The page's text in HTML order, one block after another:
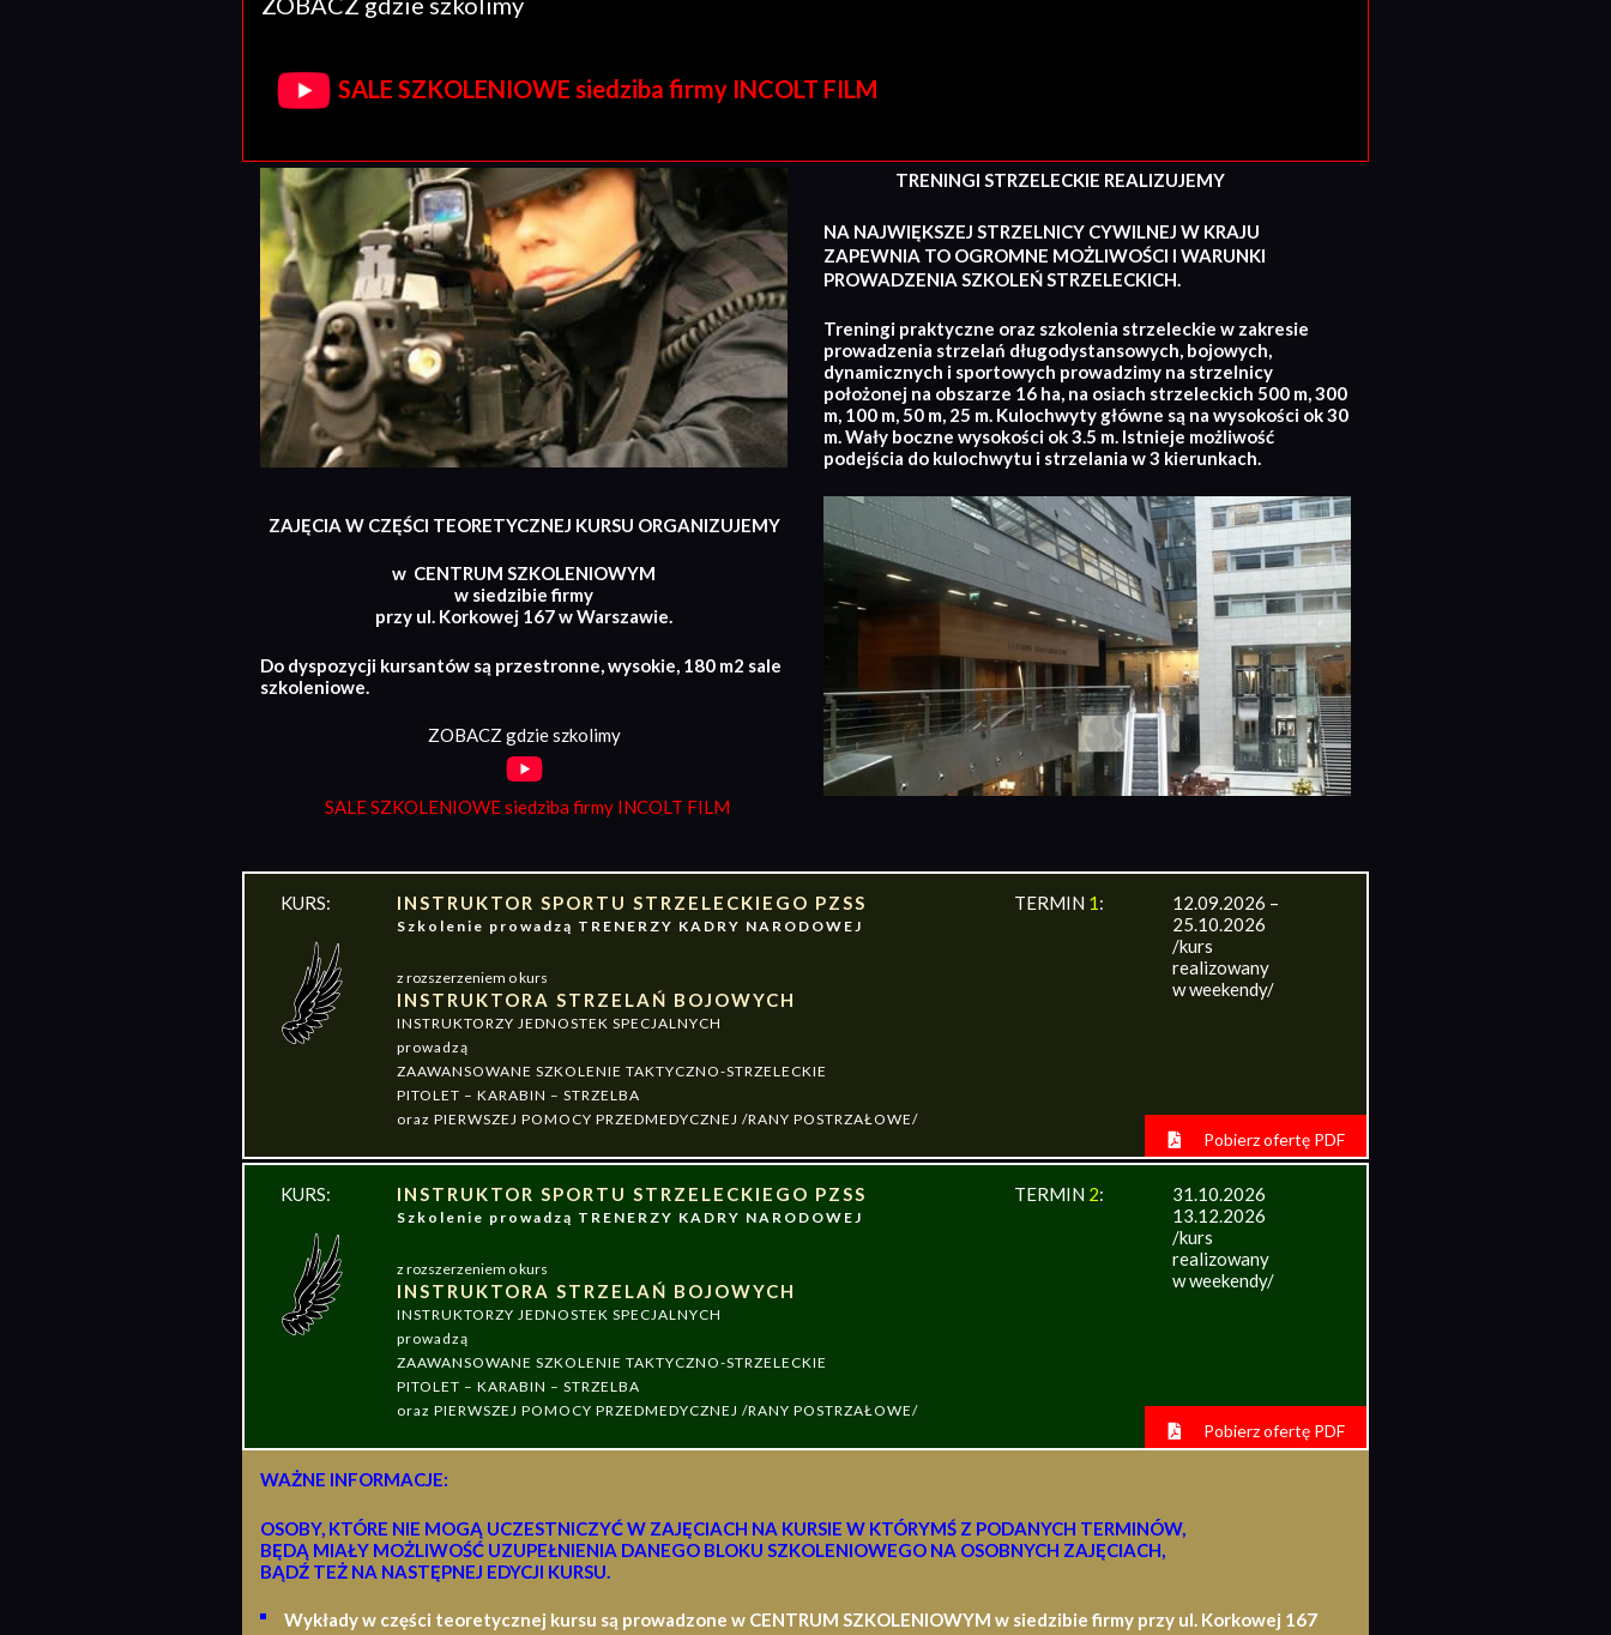
SALE SZKOLENIOWE siedziba firmy INCOLT FILM
TRENINGI STRZELECKIE REALIZUJEMY
NA NAJWIĘKSZEJ STRZELNICY CYWILNEJ W KRAJU
ZAPEWNIA TO OGROMNE MOŻLIWOŚCI I WARUNKI
PROWADZENIA SZKOLEŃ STRZELECKICH.
Treningi praktyczne oraz szkolenia strzeleckie w zakresie
prowadzenia strzelań długodystansowych, bojowych,
dynamicznych i sportowych prowadzimy na strzelnicy
położonej na obszarze 16 ha, na osiach strzeleckich 500 m, 300
m, 100 m, 50 m, 25 m. Kulochwyty główne są na wysokości ok 30
m. Wały boczne wysokości ok 3.5 m. Istnieje możliwość
podejścia do kulochwytu i strzelania w 3 kierunkach.
ZAJĘCIA W CZĘŚCI TEORETYCZNEJ KURSU ORGANIZUJEMY
w CENTRUM SZKOLENIOWYM
w siedzibie firmy
przy ul. Korkowej 167 w Warszawie.
Do dyspozycji kursantów są przestronne, wysokie, 180 m2 sale
szkoleniowe.
ZOBACZ gdzie szkolimy
SALE SZKOLENIOWE siedziba firmy INCOLT FILM
KURS: INSTRUKTOR SPORTU STRZELECKIEGO PZSS
Szkolenie prowadzą TRENERZY KADRY NARODOWEJ
z rozszerzeniem o kurs
INSTRUKTORA STRZELAŃ BOJOWYCH
INSTRUKTORZY JEDNOSTEK SPECJALNYCH
prowadzą
ZAAWANSOWANE SZKOLENIE TAKTYCZNO-STRZELECKIE
PITOLET – KARABIN – STRZELBA
oraz PIERWSZEJ POMOCY PRZEDMEDYCZNEJ /RANY POSTRZAŁOWE/
TERMIN 1:
12.09.2026 –
25.10.2026
/kurs
realizowany
w weekendy/
Pobierz ofertę PDF
KURS: INSTRUKTOR SPORTU STRZELECKIEGO PZSS
Szkolenie prowadzą TRENERZY KADRY NARODOWEJ
z rozszerzeniem o kurs
INSTRUKTORA STRZELAŃ BOJOWYCH
INSTRUKTORZY JEDNOSTEK SPECJALNYCH
prowadzą
ZAAWANSOWANE SZKOLENIE TAKTYCZNO-STRZELECKIE
PITOLET – KARABIN – STRZELBA
oraz PIERWSZEJ POMOCY PRZEDMEDYCZNEJ /RANY POSTRZAŁOWE/
TERMIN 2:
31.10.2026
13.12.2026
/kurs
realizowany
w weekendy/
Pobierz ofertę PDF
WAŻNE INFORMACJE:
OSOBY, KTÓRE NIE MOGĄ UCZESTNICZYĆ W ZAJĘCIACH NA KURSIE W KTÓRYMŚ Z PODANYCH TERMINÓW,
BĘDĄ MIAŁY MOŻLIWOŚĆ UZUPEŁNIENIA DANEGO BLOKU SZKOLENIOWEGO NA OSOBNYCH ZAJĘCIACH,
BĄDŹ TEŻ NA NASTĘPNEJ EDYCJI KURSU.
Wykłady w części teoretycznej kursu są prowadzone w CENTRUM SZKOLENIOWYM w siedzibie firmy przy ul. Korkowej 167